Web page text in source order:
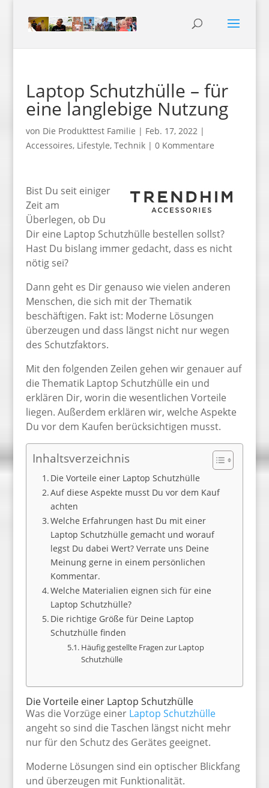
Laptop Schutzhülle – für
eine langlebige Nutzung
von Die Produkttest Familie | Feb. 17, 2022|
Accessoires, Lifestyle, Technik| 0 Kommentare
Bist Du seit einiger
Zeit am
Überlegen, ob Du
Dir eine Laptop Schutzhülle bestellen sollst?
Hast Du bislang immer gedacht, dass es nicht
nötig sei?
Dann geht es Dir genauso wie vielen anderen
Menschen, die sich mit der Thematik
beschäftigen. Fakt ist: Moderne Lösungen
überzeugen und dass längst nicht nur wegen
des Schutzfaktors.
Mit den folgenden Zeilen gehen wir genauer auf
die Thematik Laptop Schutzhülle ein und
erklären Dir, worin die wesentlichen Vorteile
liegen. Außerdem erklären wir, welche Aspekte
Du vor dem Kaufen berücksichtigen musst.
Inhaltsverzeichnis
Die Vorteile einer Laptop Schutzhülle
Auf diese Aspekte musst Du vor dem Kauf
achten
Welche Erfahrungen hast Du mit einer
Laptop Schutzhülle gemacht und worauf
legst Du dabei Wert? Verrate uns Deine
Meinung gerne in einem persönlichen
Kommentar.
Welche Materialien eignen sich für eine
Laptop Schutzhülle?
Die richtige Größe für Deine Laptop
Schutzhülle finden
Häufig gestellte Fragen zur Laptop
Schutzhülle
Die Vorteile einer Laptop Schutzhülle
Was die Vorzüge einer Laptop Schutzhülle
angeht so sind die Taschen längst nicht mehr
nur für den Schutz des Gerätes geeignet.
Moderne Lösungen sind ein optischer Blickfang
und überzeugen mit Funktionalität.